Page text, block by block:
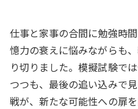
仕事と家事の合間に勉強時
憶力の衰えに悩みながらも
り切りました。模擬試験で
つつも、最後の追い込みで
戦が、新たな可能性への扉を